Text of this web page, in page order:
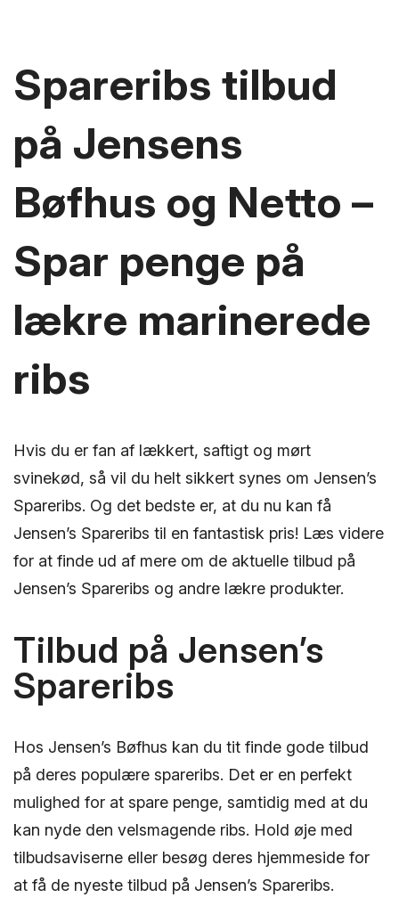
Spareribs tilbud
på Jensens
Bøfhus og Netto –
Spar penge på
lækre marinerede
ribs
Hvis du er fan af lækkert, saftigt og mørt
svinekød, så vil du helt sikkert synes om Jensen’s
Spareribs. Og det bedste er, at du nu kan få
Jensen’s Spareribs til en fantastisk pris! Læs videre
for at finde ud af mere om de aktuelle tilbud på
Jensen’s Spareribs og andre lækre produkter.
Tilbud på Jensen’s
Spareribs
Hos Jensen’s Bøfhus kan du tit finde gode tilbud
på deres populære spareribs. Det er en perfekt
mulighed for at spare penge, samtidig med at du
kan nyde den velsmagende ribs. Hold øje med
tilbudsaviserne eller besøg deres hjemmeside for
at få de nyeste tilbud på Jensen’s Spareribs.